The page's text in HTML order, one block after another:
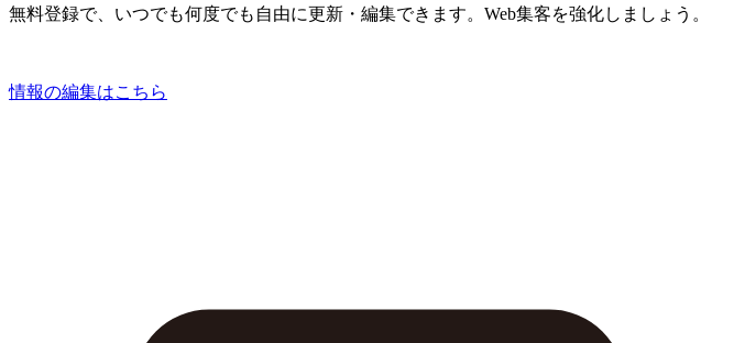
無料登録で、いつでも何度でも自由に更新・編集できます。Web集客を強化しましょう。
情報の編集はこちら